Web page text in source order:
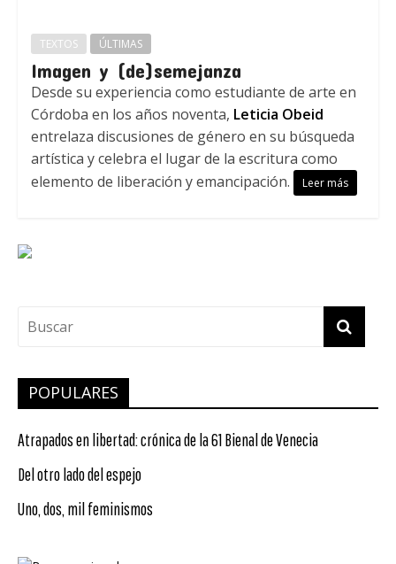
TEXTOS ÚLTIMAS
Imagen y (de)semejanza
Desde su experiencia como estudiante de arte en
Córdoba en los años noventa, Leticia Obeid
entrelaza discusiones de género en su búsqueda
artística y celebra el lugar de la escritura como
elemento de liberación y emancipación.
Leer más
POPULARES
Atrapados en libertad: crónica de la 61 Bienal de Venecia
Del otro lado del espejo
Uno, dos, mil feminismos